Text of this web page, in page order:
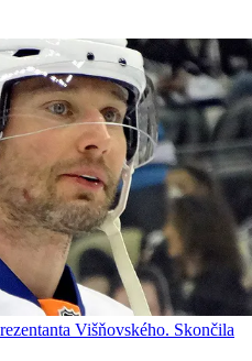
Višňovského. Skončila